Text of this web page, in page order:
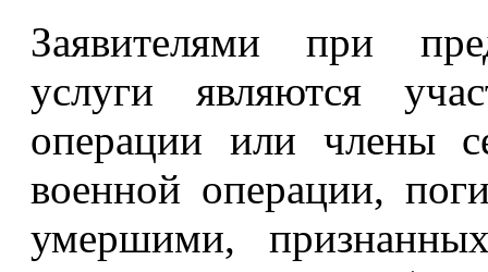
Заявителями при
услуги являются
операции или члены
военной операции,
умершими,